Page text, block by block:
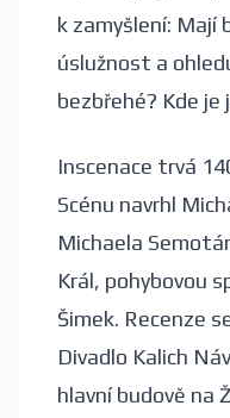
k zamyšlení: Mají
úslužnost a
bezbřehé? Kde je
Inscenace trvá
Scénu navrhl
Michaela
Král, pohybovou
Šimek. Recenze
Divadlo Kalich
hlavní budově na